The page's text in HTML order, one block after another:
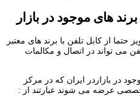
های موجود در بازار
حتما از کابل تلفن با برند های معتبر
می تواند در اتصال و مکالمات
در بازاردر ایران که در مرکز
عرضه می شوند عبارتند از :